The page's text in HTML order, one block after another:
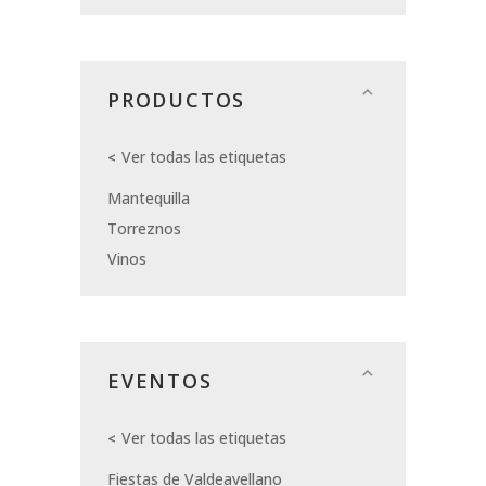
PRODUCTOS
Ver todas las etiquetas
Mantequilla
Torreznos
Vinos
EVENTOS
Ver todas las etiquetas
Fiestas de Valdeavellano